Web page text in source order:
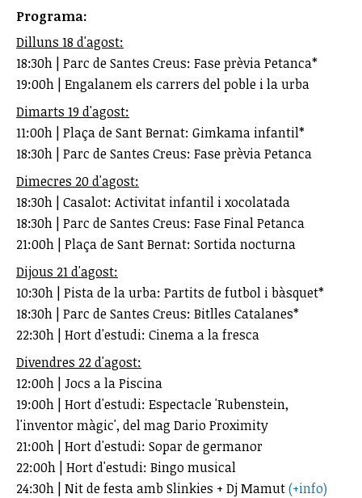
Programa:
Dilluns 18 d'agost:
18:30h | Parc de Santes Creus: Fase prèvia Petanca*
19:00h | Engalanem els carrers del poble i la urba
Dimarts 19 d'agost:
11:00h | Plaça de Sant Bernat: Gimkama infantil*
18:30h | Parc de Santes Creus: Fase prèvia Petanca
Dimecres 20 d'agost:
18:30h | Casalot: Activitat infantil i xocolatada
18:30h | Parc de Santes Creus: Fase Final Petanca
21:00h | Plaça de Sant Bernat: Sortida nocturna
Dijous 21 d'agost:
10:30h | Pista de la urba: Partits de futbol i bàsquet*
18:30h | Parc de Santes Creus: Bitlles Catalanes*
22:30h | Hort d'estudi: Cinema a la fresca
Divendres 22 d'agost:
12:00h | Jocs a la Piscina
19:00h | Hort d'estudi: Espectacle 'Rubenstein,
l'inventor màgic', del mag Dario Proximity
21:00h | Hort d'estudi: Sopar de germanor
22:00h | Hort d'estudi: Bingo musical
24:30h | Nit de festa amb Slinkies + Dj Mamut(+info)